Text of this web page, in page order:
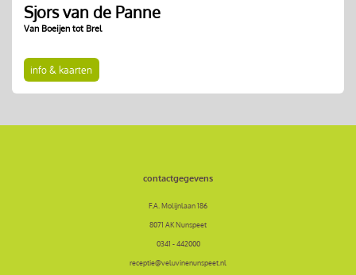
Sjors van de Panne
Van Boeijen tot Brel
info & kaarten
contactgegevens
F.A. Molijnlaan 186
8071 AK Nunspeet
0341 - 442000
receptie@veluvinenunspeet.nl